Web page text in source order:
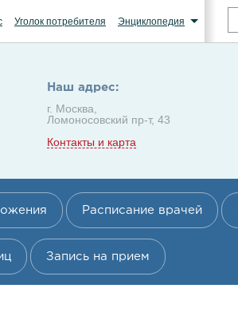
Уголок потребителя Энциклопедия
Наш адрес:
г. Москва,
Ломоносовский пр-т, 43
Контакты и карта
Расписание врачей
Запись на прием